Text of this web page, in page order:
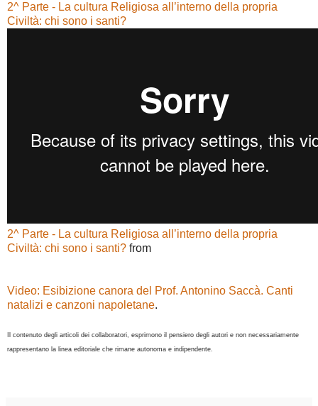
2^ Parte - La cultura Religiosa all’interno della propria
Civiltà: chi sono i santi?
2^ Parte - La cultura Religiosa all’interno della propria
Civiltà: chi sono i santi? from
Video: Esibizione canora del Prof. Antonino Saccà. Canti
natalizi e canzoni napoletane.
Il contenuto degli articoli dei collaboratori, esprimono il pensiero degli autori e non necessariamente
rappresentano la linea editoriale che rimane autonoma e indipendente.